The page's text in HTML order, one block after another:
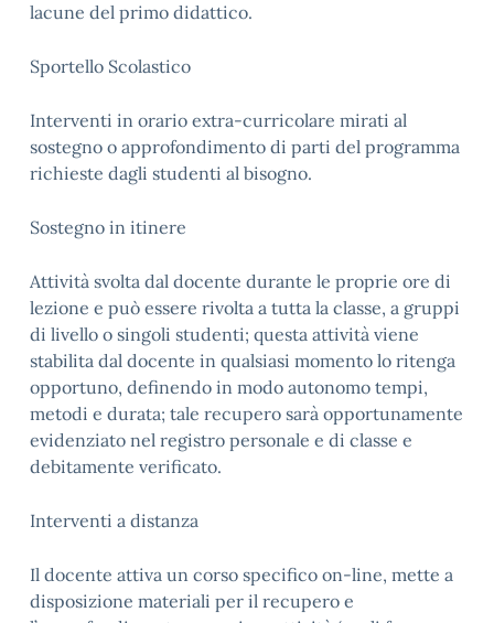
lacune del primo didattico.
Sportello Scolastico
Interventi in orario extra-curricolare mirati al
sostegno o approfondimento di parti del programma
richieste dagli studenti al bisogno.
Sostegno in itinere
Attività svolta dal docente durante le proprie ore di
lezione e può essere rivolta a tutta la classe, a gruppi
di livello o singoli studenti; questa attività viene
stabilita dal docente in qualsiasi momento lo ritenga
opportuno, definendo in modo autonomo tempi,
metodi e durata; tale recupero sarà opportunamente
evidenziato nel registro personale e di classe e
debitamente verificato.
Interventi a distanza
Il docente attiva un corso specifico on-line, mette a
disposizione materiali per il recupero e